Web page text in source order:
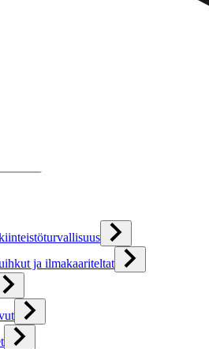
ja ilmakaariteltat